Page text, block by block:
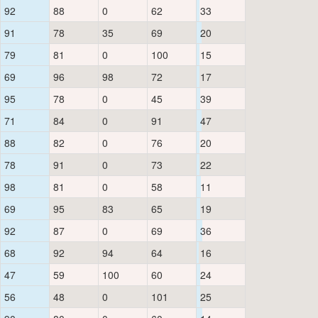
92 88 0 62
33
91
78 35 69
20
79
81 0 100
15
69
96 98 72
17
95
78 0 45
39
71
84 0 91
47
88
82 0 76
20
78
91 0 73
22
98
81 0 58
11
69
95 83 65
19
92
87 0 69
36
68
92 94 64
16
47
59 100 60
24
56
48 0 101
25